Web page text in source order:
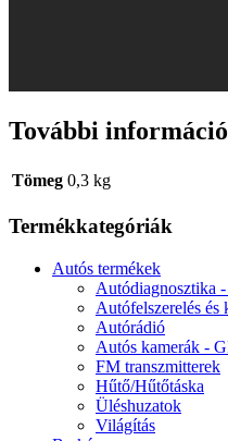
További
Tömeg 0,3 kg
Termékkategóriák
Autós termékek
Autódiagnosztika
Autófelszerelés és
Autórádió
Autós kamerák -
FM transzmitterek
Hűtő/Hűtőtáska
Üléshuzatok
Világítás